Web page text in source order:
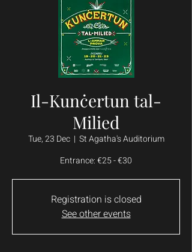
Il-Kunċertun tal-
Milied
Tue, 23 Dec
  |
St Agatha's Auditorium
Entrance: €25 - €30
Registration is closed
See other events